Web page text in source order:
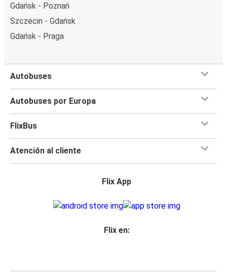
Gdańsk - Poznań
Szczecin - Gdańsk
Gdańsk - Praga
Autobuses
Autobuses por Europa
FlixBus
Atención al cliente
Flix App
Flix en: